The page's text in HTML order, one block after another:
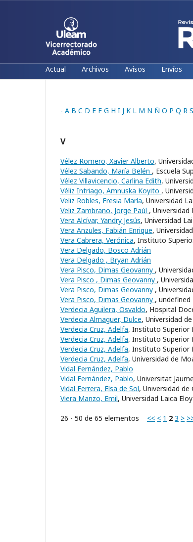
Actual Archivos Avisos Envíos
- A B C D E F G H I J K L M N Ñ O P Q R S
V
Vélez Romero, Xavier Alberto,
Vélez Sabando, María Belén , Escuela
Vélez Villavicencio, Carlina Edith,
Véliz Intriago, Amnuska Koyito ,
Veliz Robles, Fresia María, Universidad
Veliz Zambrano, Jorge Paúl ,
Vera Alcívar, Yandry Jesús, Universidad
Vera Anzules, Fabián Enrique,
Vera Cabrera, Verónica, Instituto
Vera Delgado, Bosco Adrián
Vera Delgado , Bryan Adrián
Vera Pisco, Dimas Geovanny ,
Vera Pisco , Dimas Geovanny ,
Vera Pisco, Dimas Geovanny ,
Vera Pisco, Dimas Geovanny , undefined
Verdecia Aguilera, Osvaldo, Hospital
Verdecia Almaguer, Dulce, Universidad
Verdecia Cruz, Adelfa, Instituto Superior
Verdecia Cruz, Adelfa, Instituto Superior
Verdecia Cruz, Adelfa, Instituto Superior
Verdecia Cruz, Adelfa, Universidad de
Vidal Fernández, Pablo
Vidal Fernández, Pablo, Universitat
Vidal Ferrera, Elsa de Sol, Universidad de
Viera Manzo, Emil, Universidad Laica
26 - 50 de 65 elementos << < 1 2 3 >